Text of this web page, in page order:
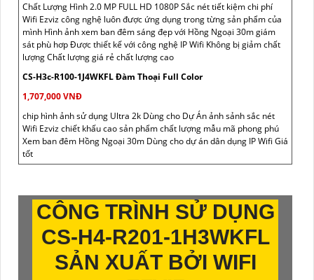
Chất Lượng Hình 2.0 MP FULL HD 1080P Sắc nét tiết kiệm chi phí
Wifi Ezviz công nghệ luôn được ứng dụng trong từng sản phẩm của
mình Hình ảnh xem ban đêm sáng đẹp với Hồng Ngoại 30m giám
sát phù hơp Được thiết kế với công nghệ IP Wifi Không bị giảm chất
lượng Chất lượng giá rẻ chất lượng cao
CS-H3c-R100-1J4WKFL Đàm Thoại Full Color
1,707,000 VNĐ
chip hình ảnh sử dụng Ultra 2k Dùng cho Dự Án ảnh sảnh sắc nét
Wifi Ezviz chiết khấu cao sản phẩm chất lượng mẫu mã phong phú
Xem ban đêm Hồng Ngoại 30m Dùng cho dự án dân dụng IP Wifi Giá
tốt
CÔNG TRÌNH SỬ DỤNG
CS-H4-R201-1H3WKFL
SẢN XUẤT BỞI WIFI